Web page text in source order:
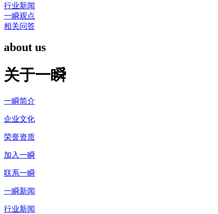
行业新闻
一瞬观点
相关问答
about us
关于一瞬
一瞬简介
企业文化
荣誉资质
加入一瞬
联系一瞬
一瞬新闻
行业新闻